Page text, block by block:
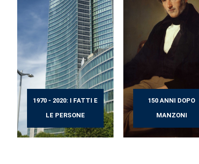
1970 - 2020: I FATTI E
LE PERSONE
150 ANNI DOPO
MANZONI